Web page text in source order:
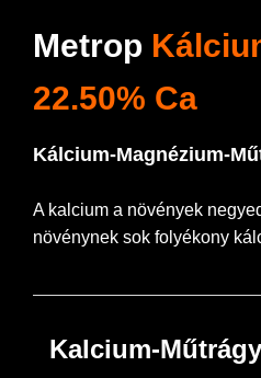
Metrop
22.50% Ca
Kálcium-Magnézium-
A kalcium a növények
növénynek sok folyékony
Kalcium-